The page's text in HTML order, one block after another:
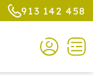
913 142 458